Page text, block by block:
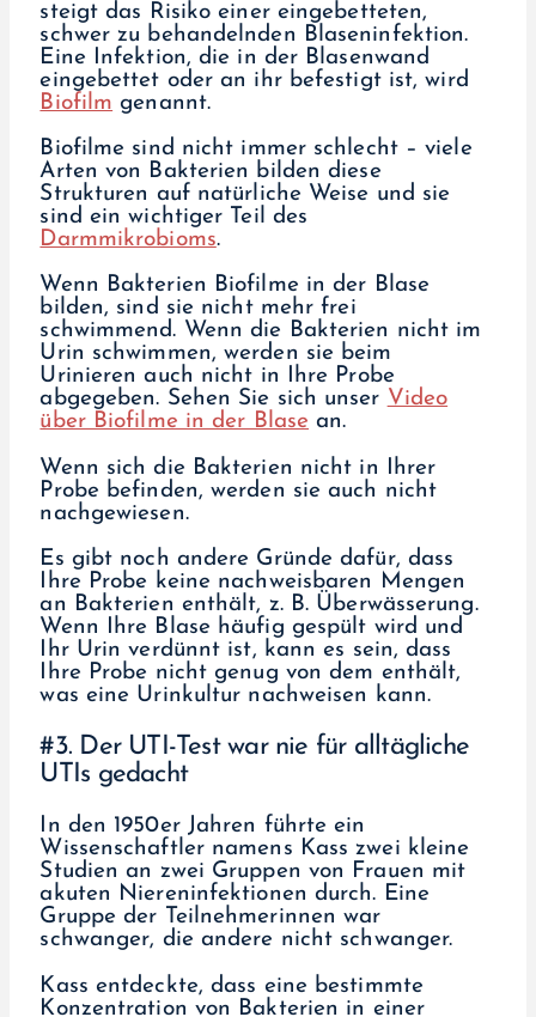
steigt das Risiko einer eingebetteten,
schwer zu behandelnden Blaseninfektion.
Eine Infektion, die in der Blasenwand
eingebettet oder an ihr befestigt ist, wird
Biofilm genannt.
Biofilme sind nicht immer schlecht – viele
Arten von Bakterien bilden diese
Strukturen auf natürliche Weise und sie
sind ein wichtiger Teil des
Darmmikrobioms.
Wenn Bakterien Biofilme in der Blase
bilden, sind sie nicht mehr frei
schwimmend. Wenn die Bakterien nicht im
Urin schwimmen, werden sie beim
Urinieren auch nicht in Ihre Probe
abgegeben. Sehen Sie sich unser Video
über Biofilme in der Blase an.
Wenn sich die Bakterien nicht in Ihrer
Probe befinden, werden sie auch nicht
nachgewiesen.
Es gibt noch andere Gründe dafür, dass
Ihre Probe keine nachweisbaren Mengen
an Bakterien enthält, z. B. Überwässerung.
Wenn Ihre Blase häufig gespült wird und
Ihr Urin verdünnt ist, kann es sein, dass
Ihre Probe nicht genug von dem enthält,
was eine Urinkultur nachweisen kann.
#3. Der UTI-Test war nie für alltägliche
UTIs gedacht
In den 1950er Jahren führte ein
Wissenschaftler namens Kass zwei kleine
Studien an zwei Gruppen von Frauen mit
akuten Niereninfektionen durch. Eine
Gruppe der Teilnehmerinnen war
schwanger, die andere nicht schwanger.
Kass entdeckte, dass eine bestimmte
Konzentration von Bakterien in einer